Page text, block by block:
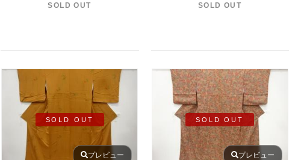
SOLD OUT SOLD OUT
SOLD OUT
プレビュー
SOLD OUT
プレビュー